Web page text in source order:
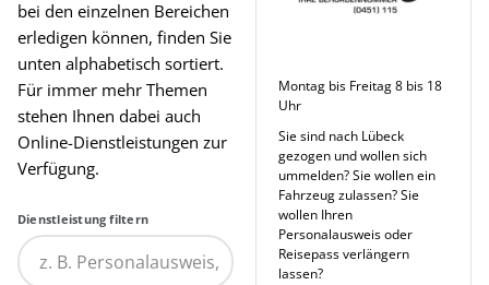
bei den einzelnen Bereichen
erledigen können, finden Sie
unten alphabetisch sortiert.
Für immer mehr Themen
stehen Ihnen dabei auch
Online-Dienstleistungen zur
Verfügung.
Dienstleistung filtern
Montag bis Freitag 8 bis 18
Uhr
Sie sind nach Lübeck
gezogen und wollen sich
ummelden? Sie wollen ein
Fahrzeug zulassen? Sie
wollen Ihren
Personalausweis oder
Reisepass verlängern
lassen?